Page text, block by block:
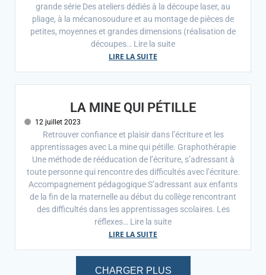
grande série Des ateliers dédiés à la découpe laser, au
pliage, à la mécanosoudure et au montage de pièces de
petites, moyennes et grandes dimensions (réalisation de
découpes… Lire la suite
LIRE LA SUITE
LA MINE QUI PÉTILLE
12 juillet 2023
Retrouver confiance et plaisir dans l’écriture et les
apprentissages avec La mine qui pétille. Graphothérapie
Une méthode de rééducation de l’écriture, s’adressant à
toute personne qui rencontre des difficultés avec l’écriture.
Accompagnement pédagogique S’adressant aux enfants
de la fin de la maternelle au début du collège rencontrant
des difficultés dans les apprentissages scolaires. Les
réflexes… Lire la suite
LIRE LA SUITE
CHARGER PLUS